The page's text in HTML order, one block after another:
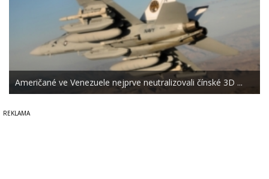
Američané ve Venezuele nejprve neutralizovali čínské 3D ...